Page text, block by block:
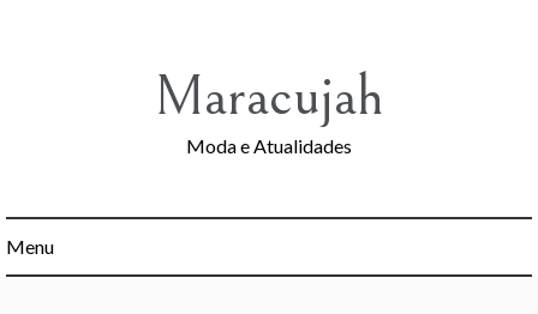
Maracujah
Moda e Atualidades
Menu